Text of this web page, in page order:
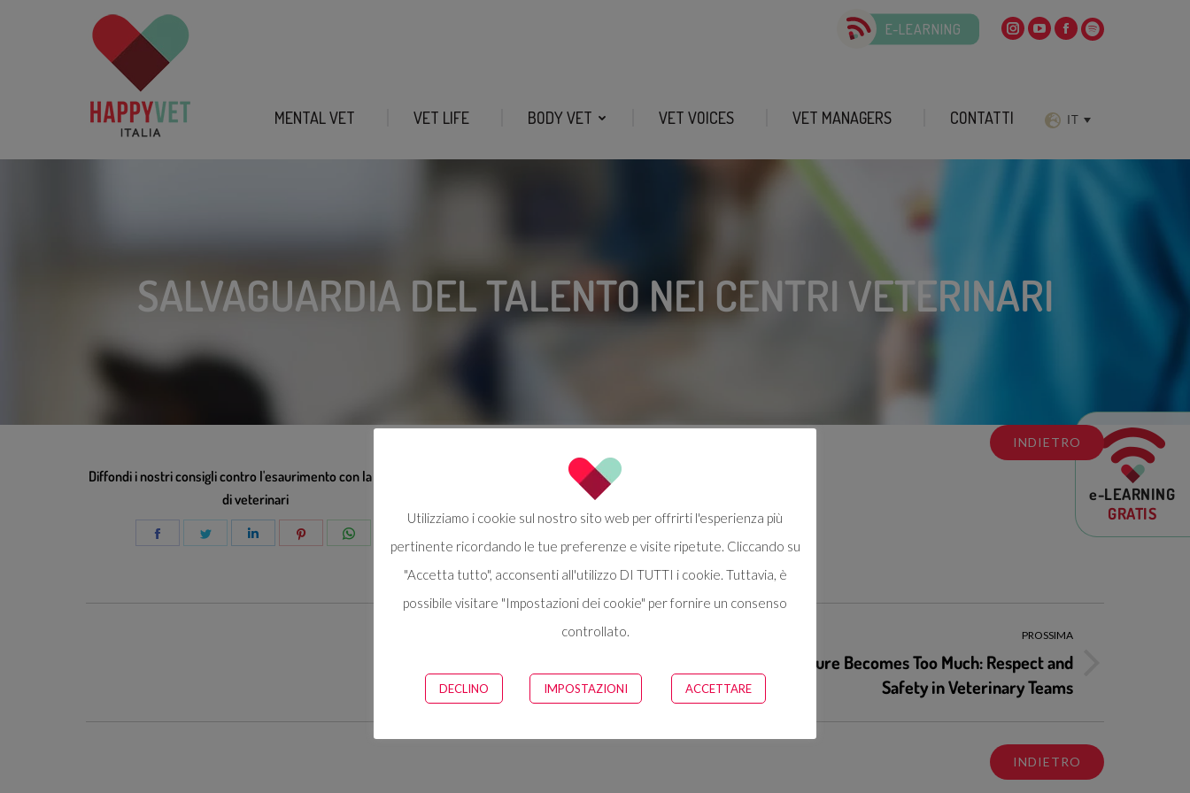
e-LEARNING
GRATIS
E-LEARNING
MENTAL VET VET LIFE BODY VET VET VOICES VET MANAGERS CONTATTI IT
SALVAGUARDIA DEL TALENTO NEI CENTRI VETERINARI
INDIETRO
Diffondi i nostri consigli contro l'esaurimento con la tua tribù
di veterinari
PROSSIMA
When Client Pressure Becomes Too Much: Respect and
Safety in Veterinary Teams
INDIETRO
Utilizziamo i cookie sul nostro sito web per offrirti l'esperienza più
pertinente ricordando le tue preferenze e visite ripetute. Cliccando su
"Accetta tutto", acconsenti all'utilizzo DI TUTTI i cookie. Tuttavia, è
possibile visitare "Impostazioni dei cookie" per fornire un consenso
controllato.
DECLINO IMPOSTAZIONI ACCETTARE